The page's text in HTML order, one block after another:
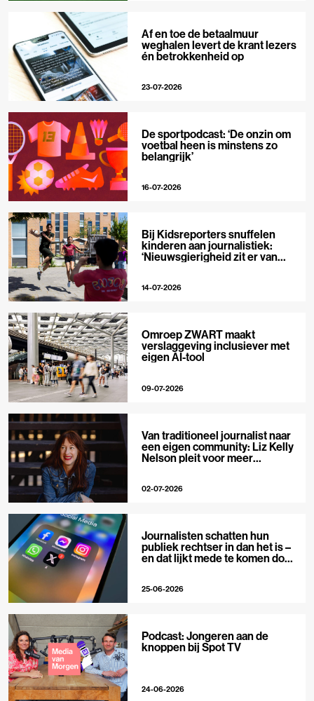
Af en toe de betaalmuur
weghalen levert de krant lezers
én betrokkenheid op
23-07-2026
De sportpodcast: ‘De onzin om
voetbal heen is minstens zo
belangrijk’
16-07-2026
Bij Kidsreporters snuffelen
kinderen aan journalistiek:
‘Nieuwsgierigheid zit er van
14-07-2026
Omroep ZWART maakt
verslaggeving inclusiever met
eigen AI-tool
09-07-2026
Van traditioneel journalist naar
een eigen community: Liz Kelly
Nelson pleit voor meer
02-07-2026
Journalisten schatten hun
publiek rechtser in dan het is –
en dat lijkt mede te komen door
25-06-2026
Podcast: Jongeren aan de
knoppen bij Spot TV
24-06-2026